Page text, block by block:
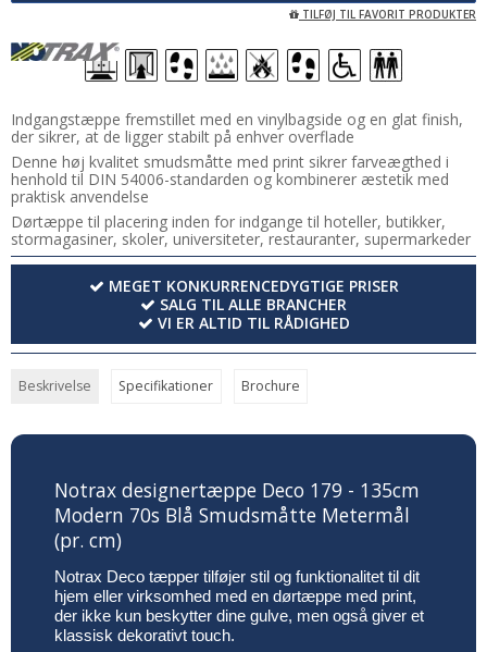
TILFØJ TIL FAVORIT PRODUKTER
Indgangstæppe fremstillet med en vinylbagside og en glat finish,
der sikrer, at de ligger stabilt på enhver overflade
Denne høj kvalitet smudsmåtte med print sikrer farveægthed i
henhold til DIN 54006-standarden og kombinerer æstetik med
praktisk anvendelse
Dørtæppe til placering inden for indgange til hoteller, butikker,
stormagasiner, skoler, universiteter, restauranter, supermarkeder
MEGET KONKURRENCEDYGTIGE PRISER
SALG TIL ALLE BRANCHER
VI ER ALTID TIL RÅDIGHED
Beskrivelse Specifikationer Brochure
Notrax designertæppe Deco 179 - 135cm
Modern 70s Blå Smudsmåtte Metermål
(pr. cm)
Notrax Deco tæpper tilføjer stil og funktionalitet til dit
hjem eller virksomhed med en dørtæppe med print,
der ikke kun beskytter dine gulve, men også giver et
klassisk dekorativt touch.